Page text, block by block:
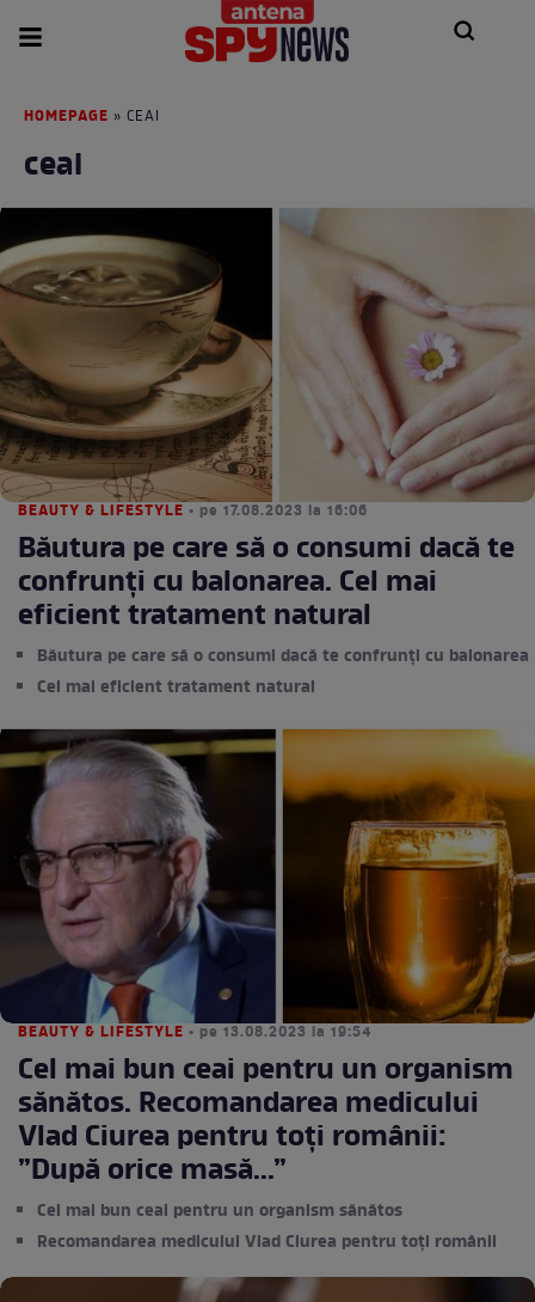
HOMEPAGE » CEAI
ceai
BEAUTY & LIFESTYLE • pe 17.08.2023 la 16:06
Băutura pe care să o consumi dacă te
confrunți cu balonarea. Cel mai
eficient tratament natural
Băutura pe care să o consumi dacă te confrunți cu balonarea
Cel mai eficient tratament natural
BEAUTY & LIFESTYLE • pe 13.08.2023 la 19:54
Cel mai bun ceai pentru un organism
sănătos. Recomandarea medicului
Vlad Ciurea pentru toți românii:
”După orice masă...”
Cel mai bun ceai pentru un organism sănătos
Recomandarea medicului Vlad Ciurea pentru toți românii